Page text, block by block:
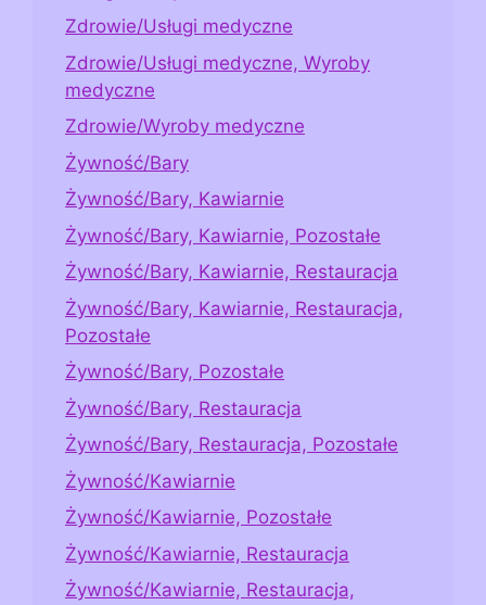
Zdrowie/Usługi medyczne
Zdrowie/Usługi medyczne, Wyroby
medyczne
Zdrowie/Wyroby medyczne
Żywność/Bary
Żywność/Bary, Kawiarnie
Żywność/Bary, Kawiarnie, Pozostałe
Żywność/Bary, Kawiarnie, Restauracja
Żywność/Bary, Kawiarnie, Restauracja,
Pozostałe
Żywność/Bary, Pozostałe
Żywność/Bary, Restauracja
Żywność/Bary, Restauracja, Pozostałe
Żywność/Kawiarnie
Żywność/Kawiarnie, Pozostałe
Żywność/Kawiarnie, Restauracja
Żywność/Kawiarnie, Restauracja,